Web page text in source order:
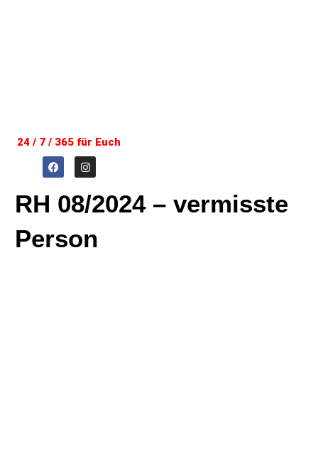
24 / 7 / 365 für Euch
RH 08/2024 – vermisste
Person